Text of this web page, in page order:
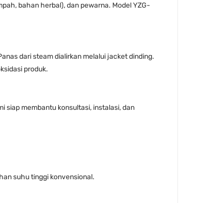
bahan herbal), dan pewarna. Model YZG-
dari steam dialirkan melalui jacket dinding.
produk.
siap membantu konsultasi, instalasi, dan
suhu tinggi konvensional.